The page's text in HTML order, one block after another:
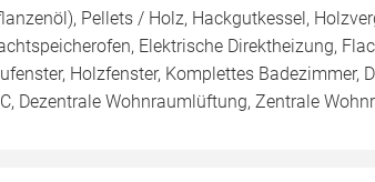
Pellets / Holz, Hackgutkessel,
Elektrische Direktheizung,
Holzfenster, Komplettes Badezimmer,
Dezentrale Wohnraumlüftung, Zentrale